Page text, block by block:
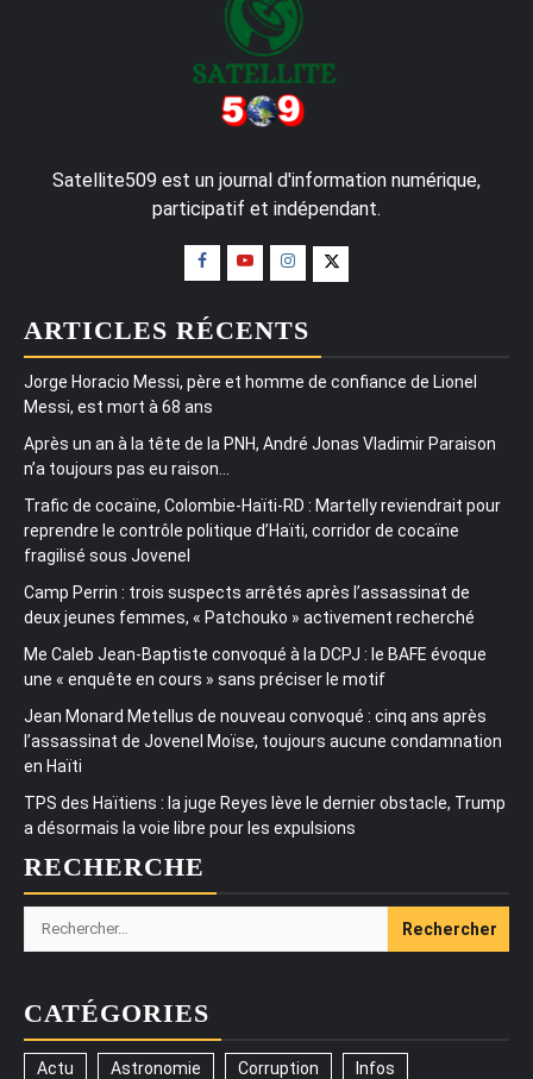
Satellite509 est un journal d'information numérique,
participatif et indépendant.
ARTICLES RÉCENTS
Jorge Horacio Messi, père et homme de confiance de Lionel
Messi, est mort à 68 ans
Après un an à la tête de la PNH, André Jonas Vladimir Paraison
n’a toujours pas eu raison…
Trafic de cocaïne, Colombie-Haïti-RD : Martelly reviendrait pour
reprendre le contrôle politique d’Haïti, corridor de cocaïne
fragilisé sous Jovenel
Camp Perrin : trois suspects arrêtés après l’assassinat de
deux jeunes femmes, « Patchouko » activement recherché
Me Caleb Jean-Baptiste convoqué à la DCPJ : le BAFE évoque
une « enquête en cours » sans préciser le motif
Jean Monard Metellus de nouveau convoqué : cinq ans après
l’assassinat de Jovenel Moïse, toujours aucune condamnation
en Haïti
TPS des Haïtiens : la juge Reyes lève le dernier obstacle, Trump
a désormais la voie libre pour les expulsions
RECHERCHE
Rechercher :
CATÉGORIES
Actu Astronomie Corruption Infos